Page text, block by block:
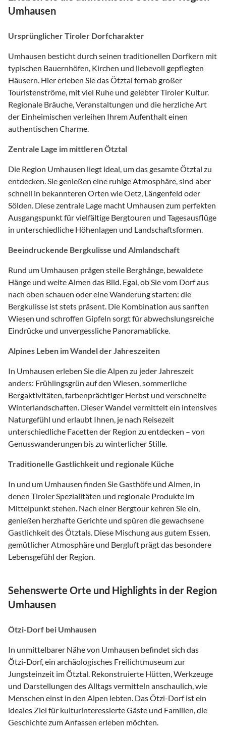
Umhausen
Ursprünglicher Tiroler Dorfcharakter
Umhausen besticht durch seinen traditionellen Dorfkern mit
typischen Bauernhöfen, Kirchen und liebevoll gepflegten
Häusern. Hier erleben Sie das Ötztal fernab großer
Touristenströme, mit viel Ruhe und gelebter Tiroler Kultur.
Regionale Bräuche, Veranstaltungen und die herzliche Art
der Einheimischen verleihen Ihrem Aufenthalt einen
authentischen Charme.
Zentrale Lage im mittleren Ötztal
Die Region Umhausen liegt ideal, um das gesamte Ötztal zu
entdecken. Sie genießen eine ruhige Atmosphäre, sind aber
schnell in bekannteren Orten wie Oetz, Längenfeld oder
Sölden. Diese zentrale Lage macht Umhausen zum perfekten
Ausgangspunkt für vielfältige Bergtouren und Tagesausflüge
in unterschiedliche Höhenlagen und Landschaftsformen.
Beeindruckende Bergkulisse und Almlandschaft
Rund um Umhausen prägen steile Berghänge, bewaldete
Hänge und weite Almen das Bild. Egal, ob Sie vom Dorf aus
nach oben schauen oder eine Wanderung starten: die
Bergkulisse ist stets präsent. Die Kombination aus sanften
Wiesen und schroffen Gipfeln sorgt für abwechslungsreiche
Eindrücke und unvergessliche Panoramablicke.
Alpines Leben im Wandel der Jahreszeiten
In Umhausen erleben Sie die Alpen zu jeder Jahreszeit
anders: Frühlingsgrün auf den Wiesen, sommerliche
Bergaktivitäten, farbenprächtiger Herbst und verschneite
Winterlandschaften. Dieser Wandel vermittelt ein intensives
Naturgefühl und erlaubt Ihnen, je nach Reisezeit
unterschiedliche Facetten der Region zu entdecken – von
Genusswanderungen bis zu winterlicher Stille.
Traditionelle Gastlichkeit und regionale Küche
In und um Umhausen finden Sie Gasthöfe und Almen, in
denen Tiroler Spezialitäten und regionale Produkte im
Mittelpunkt stehen. Nach einer Bergtour kehren Sie ein,
genießen herzhafte Gerichte und spüren die gewachsene
Gastlichkeit des Ötztals. Diese Mischung aus gutem Essen,
gemütlicher Atmosphäre und Bergluft prägt das besondere
Lebensgefühl der Region.
Sehenswerte Orte und Highlights in der Region
Umhausen
Ötzi-Dorf bei Umhausen
In unmittelbarer Nähe von Umhausen befindet sich das
Ötzi-Dorf, ein archäologisches Freilichtmuseum zur
Jungsteinzeit im Ötztal. Rekonstruierte Hütten, Werkzeuge
und Darstellungen des Alltags vermitteln anschaulich, wie
Menschen einst in den Alpen lebten. Das Ötzi-Dorf ist ein
ideales Ziel für kulturinteressierte Gäste und Familien, die
Geschichte zum Anfassen erleben möchten.